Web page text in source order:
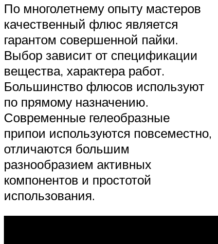
По многолетнему опыту мастеров
качественный флюс является
гарантом совершенной пайки.
Выбор зависит от спецификации
вещества, характера работ.
Большинство флюсов используют
по прямому назначению.
Современные гелеобразные
припои используются повсеместно,
отличаются большим
разнообразием активных
компонентов и простотой
использования.